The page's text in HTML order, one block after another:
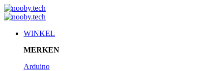
WINKEL
MERKEN
Arduino